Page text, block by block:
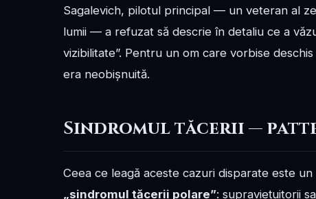
Sagalevich, pilotul principal — un veteran al
lumii — a refuzat să descrie în detaliu ce a
vizibilitate”. Pentru un om care vorbise
era neobișnuită.
Sindromul tăcerii —
Ceea ce leagă aceste cazuri disparate este
„sindromul tăcerii polare”: supraviețuitorii